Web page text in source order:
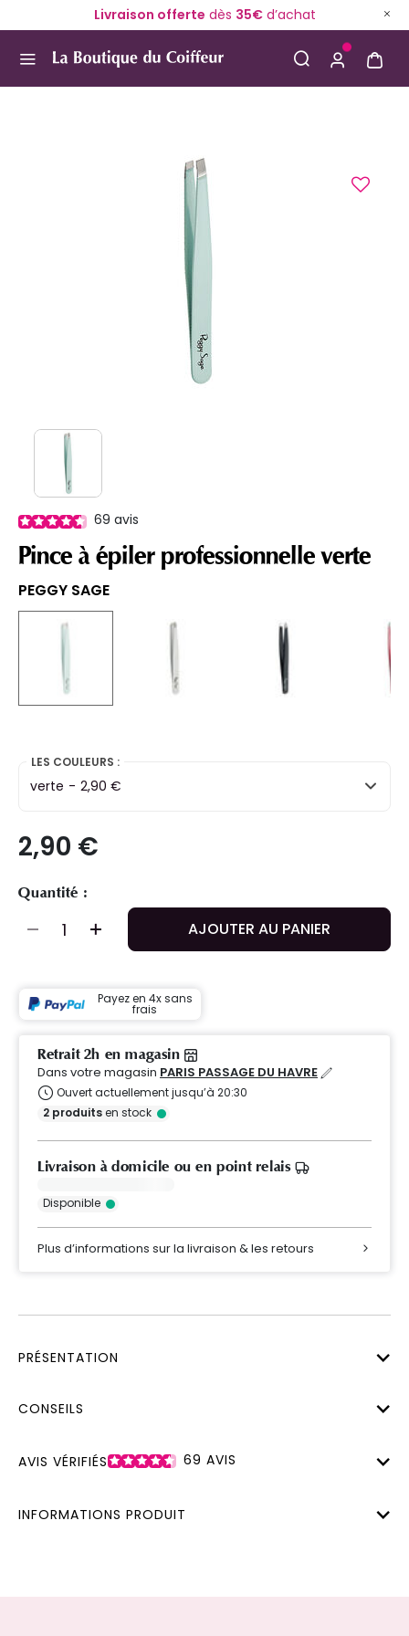
Livraison offerte dès 35€d’achat
69 avis
Pince à épiler professionnelle verte
PEGGY SAGE
selected
LES COULEURS :
verte - 2,90 €
2,90 €
Quantité :
AJOUTER AU PANIER
Payez en 4x sans
frais
Retrait 2h en magasin
Dans votre magasin PARIS PASSAGE DU HAVRE
Ouvert actuellement jusqu’à 20:30
2 produitsen stock
Livraison à domicile ou en point relais
Disponible
Plus d’informations sur la livraison & les retours
PRÉSENTATION
CONSEILS
AVIS VÉRIFIÉS 69 AVIS
INFORMATIONS PRODUIT